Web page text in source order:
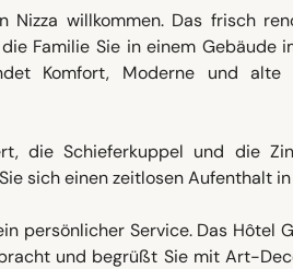
Nizza willkommen. Das frisch
Familie Sie in einem Gebäude
Komfort, Moderne und
die Schieferkuppel und die
sich einen zeitlosen Aufenthalt
persönlicher Service. Das Hôtel
und begrüßt Sie mit Art-